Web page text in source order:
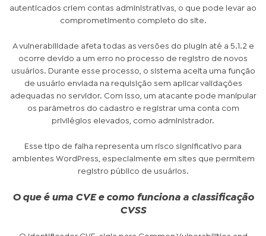
autenticados criem contas administrativas, o que pode levar ao
comprometimento completo do site.
A vulnerabilidade afeta todas as versões do plugin até a 5.1.2 e
ocorre devido a um erro no processo de registro de novos
usuários. Durante esse processo, o sistema aceita uma função
de usuário enviada na requisição sem aplicar validações
adequadas no servidor. Com isso, um atacante pode manipular
os parâmetros do cadastro e registrar uma conta com
privilégios elevados, como administrador.
Esse tipo de falha representa um risco significativo para
ambientes WordPress, especialmente em sites que permitem
registro público de usuários.
O que é uma CVE e como funciona a classificação
CVSS